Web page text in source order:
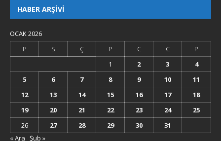
HABER ARŞIVI
OCAK 2026
P
S Ç P C C
P
1
2 3
4
5
6 7 8 9 10
11
12
13 14 15 16 17
18
19
20 21 22 23 24
25
26
27 28 29 30
31
« Ara Şub »